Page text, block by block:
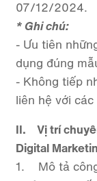
07/12/2024.
* Ghi chú:
- Ưu tiên
dụng đúng
- Không tiếp
liên hệ với
II. Vị trí
Digital
1. Mô tả